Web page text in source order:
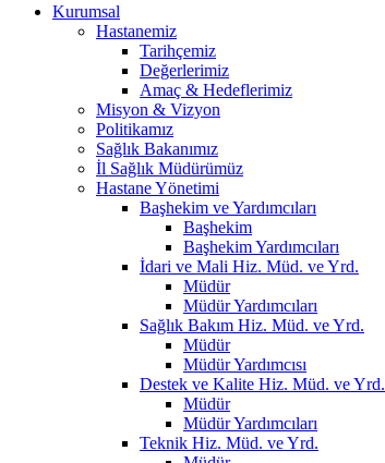
Kurumsal
Hastanemiz
Tarihçemiz
Değerlerimiz
Amaç & Hedeflerimiz
Misyon & Vizyon
Politikamız
Sağlık Bakanımız
İl Sağlık Müdürümüz
Hastane Yönetimi
Başhekim ve Yardımcıları
Başhekim
Başhekim Yardımcıları
İdari ve Mali Hiz. Müd. ve Yrd.
Müdür
Müdür Yardımcıları
Sağlık Bakım Hiz. Müd. ve Yrd.
Müdür
Müdür Yardımcısı
Destek ve Kalite Hiz. Müd. ve Yrd.
Müdür
Müdür Yardımcıları
Teknik Hiz. Müd. ve Yrd.